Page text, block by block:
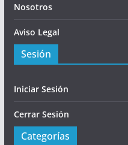
Nosotros
Aviso Legal
Sesión
Iniciar Sesión
Cerrar Sesión
Categorías